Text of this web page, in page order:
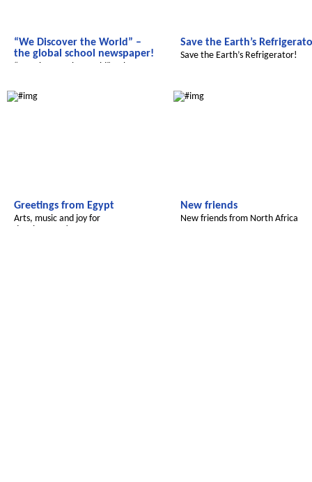
“We Discover the World” –
the global school newspaper!
Save the Earth’s
Save the Earth’s Refrigerator!
Greetings from Egypt
Arts, music and joy for
New friends
New friends from North Africa